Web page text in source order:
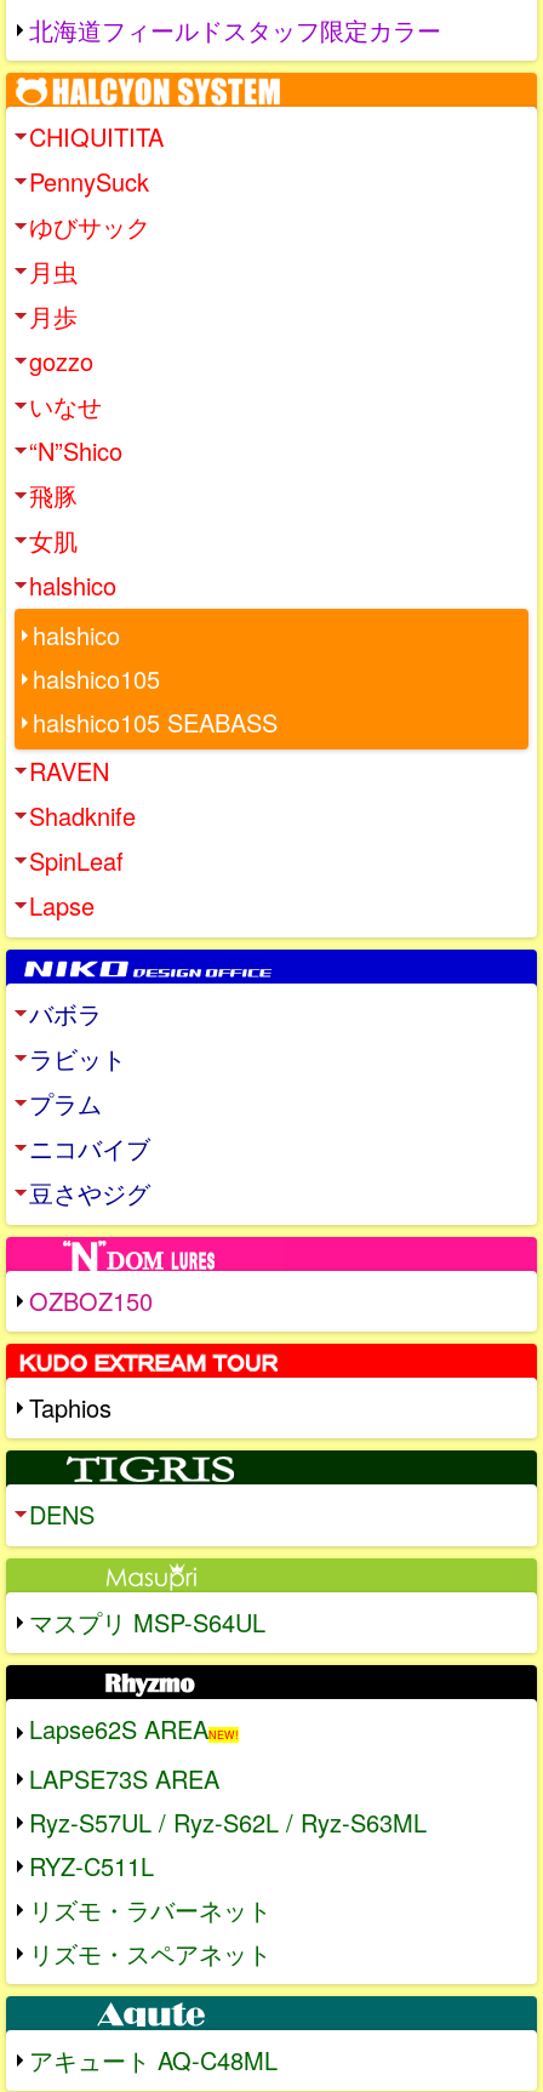
北海道フィールドスタッフ限定カラー
CHIQUITITA
PennySuck
ゆびサック
月虫
月歩
gozzo
いなせ
“N”Shico
飛豚
女肌
halshico
halshico
halshico105
halshico105 SEABASS
RAVEN
Shadknife
SpinLeaf
Lapse
バボラ
ラビット
プラム
ニコバイブ
豆さやジグ
OZBOZ150
Taphios
DENS
マスプリ MSP-S64UL
Lapse62S AREANEW!
LAPSE73S AREA
Ryz-S57UL / Ryz-S62L / Ryz-S63ML
RYZ-C511L
リズモ・ラバーネット
リズモ・スペアネット
アキュート AQ-C48ML